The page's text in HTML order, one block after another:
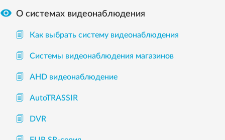
 О системах видеонаблюдения
Как выбрать систему видеонаблюдения
Системы видеонаблюдения магазинов
AHD видеонаблюдение
AutoTRASSIR
DVR